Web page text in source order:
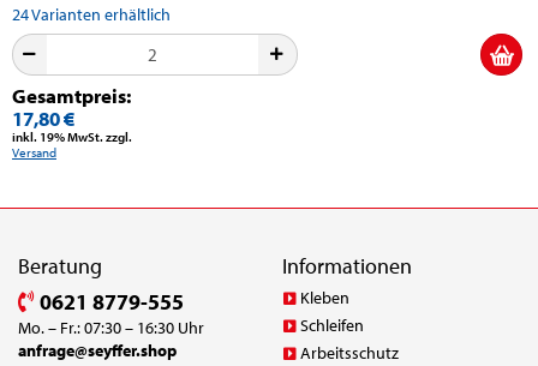
24Varianten erhältlich
Gesamtpreis:
17,80 €
inkl. 19% MwSt. zzgl.
Versand
Beratung
0621 8779-555
Mo. – Fr.: 07:30 – 16:30 Uhr
anfrage@seyffer.shop
Informationen
Kleben
Schleifen
Arbeitsschutz